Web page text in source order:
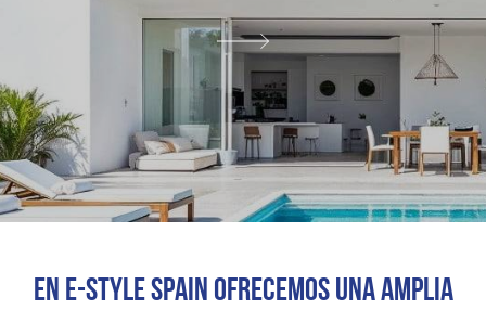
EN E-STYLE SPAIN OFRECEMOS UNA AMPLIA